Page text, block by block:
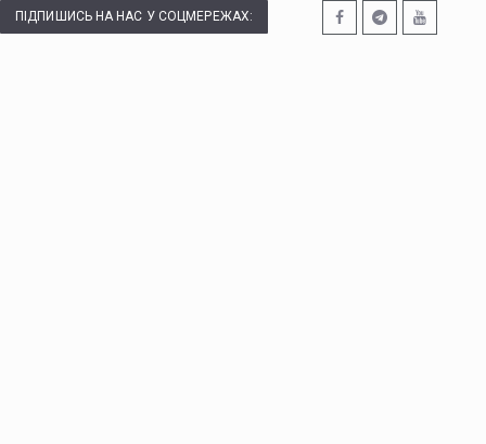
ПІДПИШИСЬ НА НАС У СОЦМЕРЕЖАХ: